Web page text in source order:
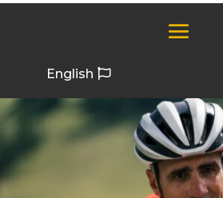
English